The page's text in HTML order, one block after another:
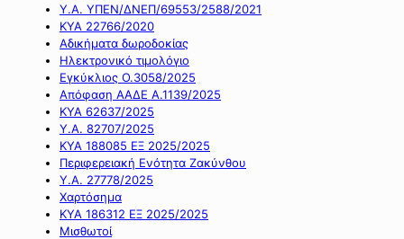
Υ.Α. ΥΠΕΝ/ΔΝΕΠ/69553/2588/2021
ΚΥΑ 22766/2020
Αδικήματα δωροδοκίας
Ηλεκτρονικό τιμολόγιο
Εγκύκλιος Ο.3058/2025
Απόφαση ΑΑΔΕ Α.1139/2025
ΚΥΑ 62637/2025
Υ.Α. 82707/2025
ΚΥΑ 188085 ΕΞ 2025/2025
Περιφερειακή Ενότητα Ζακύνθου
Υ.Α. 27778/2025
Χαρτόσημα
ΚΥΑ 186312 ΕΞ 2025/2025
Μισθωτοί